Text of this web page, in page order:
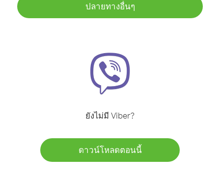
ปลายทางอื่นๆ
ยังไม่มี Viber?
ดาวน์โหลดตอนนี้